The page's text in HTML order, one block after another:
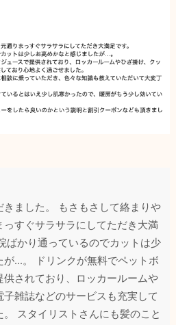
ました。 もさもさして絡まりや
すぐサラサラにしてただき大満
ばかり通っているのでカットは少
が…。 ドリンクが無料でペットボ
供されており、ロッカールームや
雑誌などのサービスも充実して
スタイリストさんにも髪のこと